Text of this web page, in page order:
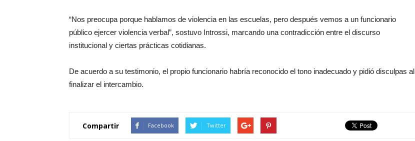
“Nos preocupa porque hablamos de violencia en las escuelas, pero después vemos a un funcionario
público ejercer violencia verbal”, sostuvo Introssi, marcando una contradicción entre el discurso
institucional y ciertas prácticas cotidianas.
De acuerdo a su testimonio, el propio funcionario habría reconocido el tono inadecuado y pidió disculpas al
finalizar el intercambio.
Compartir Facebook Twitter